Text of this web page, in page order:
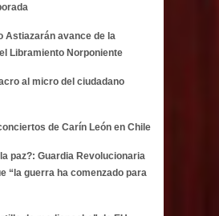
Astiazarán avance de la
Libramiento Norponiente
al micro del ciudadano
de Carín León en Chile
paz?: Guardia Revolucionaria
“la guerra ha comenzado para